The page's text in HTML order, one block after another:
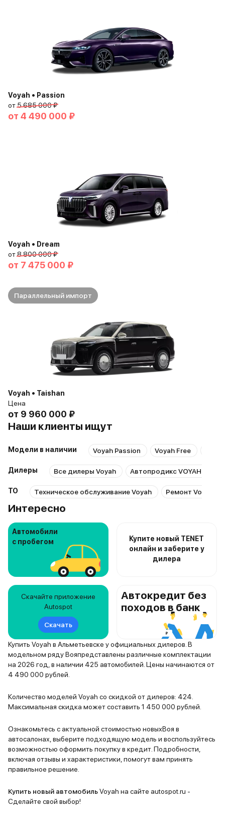
Voyah • Passion
от5 685 000 ₽
от 4 490 000 ₽
Voyah • Dream
от8 800 000 ₽
от 7 475 000 ₽
Параллельный импорт
Voyah • Taishan
Цена
от 9 960 000 ₽
Наши клиенты ищут
Модели в наличии Voyah Passion Voyah Free
Дилеры Все дилеры Voyah Автопродикс VOYAH
ТО Техническое обслуживание Voyah Ремонт Voyah
Интересно
Автомобили
с пробегом
Купите новый TENET
онлайн и заберите у
дилера
Скачайте приложение
Autospot
Скачать
Автокредит без
походов в банк
Купить Voyah в Альметьевске у официальных дилеров. В
модельном ряду Вояпредставлены различные комплектации
на 2026 год, в наличии 425 автомобилей. Цены начинаются от
4 490 000 рублей.
Количество моделей Voyah со скидкой от дилеров: 424.
Максимальная скидка может составить 1 450 000 рублей.
Ознакомьтесь с актуальной стоимостью новыхВоя в
автосалонах, выберите подходящую модель и воспользуйтесь
возможностью оформить покупку в кредит. Подробности,
включая отзывы и характеристики, помогут вам принять
правильное решение.
Купить новый автомобильVoyah на сайте autospot.ru -
Сделайте свой выбор!